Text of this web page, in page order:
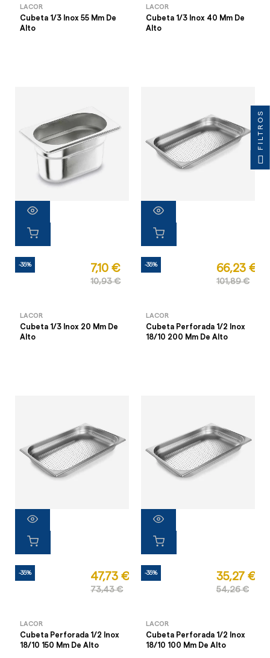
LACOR
Cubeta 1/3 Inox 55 Mm De
Alto
LACOR
Cubeta 1/3 Inox 40 Mm De
Alto
-35% 7,10 €
10,93 €
LACOR
Cubeta 1/3 Inox 20 Mm De
Alto
-35% 66,23 €
101,89 €
LACOR
Cubeta Perforada 1/2 Inox
18/10 200 Mm De Alto
-35% 47,73 €
73,43 €
LACOR
Cubeta Perforada 1/2 Inox
18/10 150 Mm De Alto
-35% 35,27 €
54,26 €
LACOR
Cubeta Perforada 1/2 Inox
18/10 100 Mm De Alto
FILTROS